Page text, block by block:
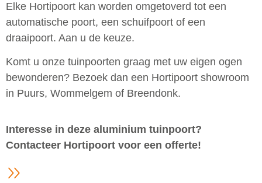
Elke Hortipoort kan worden omgetoverd tot een
automatische poort, een schuifpoort of een
draaipoort. Aan u de keuze.
Komt u onze tuinpoorten graag met uw eigen ogen
bewonderen? Bezoek dan een Hortipoort showroom
in Puurs, Wommelgem of Breendonk.
Interesse in deze aluminium tuinpoort?
Contacteer Hortipoort voor een offerte!